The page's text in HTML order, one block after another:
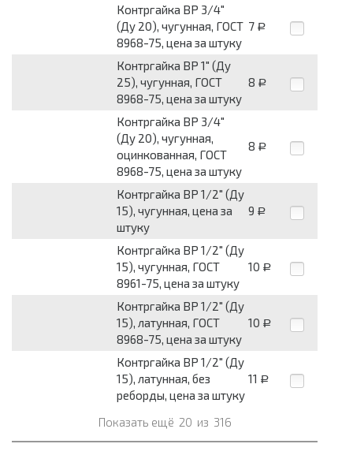
Контргайка ВР 3/4"
(Ду 20), чугунная, ГОСТ
8968-75, цена за штуку
7 Р
Контргайка ВР 1" (Ду
25), чугунная, ГОСТ
8968-75, цена за штуку
8 Р
Контргайка ВР 3/4"
(Ду 20), чугунная,
оцинкованная, ГОСТ
8968-75, цена за штуку
8 Р
Контргайка ВР 1/2" (Ду
15), чугунная, цена за
штуку
9 Р
Контргайка ВР 1/2" (Ду
15), чугунная, ГОСТ
8961-75, цена за штуку
10 Р
Контргайка ВР 1/2" (Ду
15), латунная, ГОСТ
8968-75, цена за штуку
10 Р
Контргайка ВР 1/2" (Ду
15), латунная, без
реборды, цена за штуку
11 Р
Показать ещё 20 из 316